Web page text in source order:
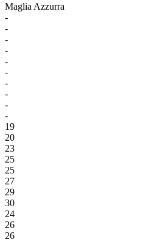
Maglia Azzurra
-
-
-
-
-
-
-
-
-
-
19
20
23
25
25
27
29
30
24
26
26